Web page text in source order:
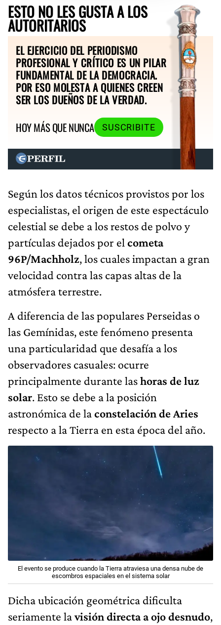
ESTO NO LES GUSTA A LOS
AUTORITARIOS
EL EJERCICIO DEL PERIODISMO
PROFESIONAL Y CRÍTICO ES UN PILAR
FUNDAMENTAL DE LA DEMOCRACIA.
POR ESO MOLESTA A QUIENES CREEN
SER LOS DUEÑOS DE LA VERDAD.
HOY MÁS QUE NUNCA
SUSCRIBITE
Según los datos técnicos provistos por los
especialistas, el origen de este espectáculo
celestial se debe a los restos de polvo y
partículas dejados por el cometa
96P/Machholz, los cuales impactan a gran
velocidad contra las capas altas de la
atmósfera terrestre.
A diferencia de las populares Perseidas o
las Gemínidas, este fenómeno presenta
una particularidad que desafía a los
observadores casuales: ocurre
principalmente durante lashoras de luz
solar. Esto se debe a la posición
astronómica de laconstelación de Aries
respecto a la Tierra en esta época del año.
El evento se produce cuando la Tierra atraviesa una densa nube de
escombros espaciales en el sistema solar
Dicha ubicación geométrica dificulta
seriamente lavisión directa a ojo desnudo,